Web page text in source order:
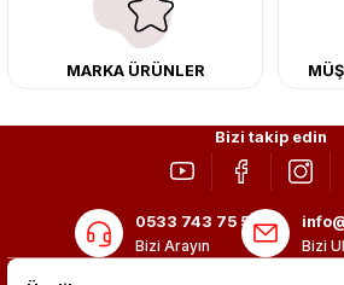
MARKA ÜRÜNLER
Bizi takip edin
0533 743 75 56
Bizi Arayın
Bizi